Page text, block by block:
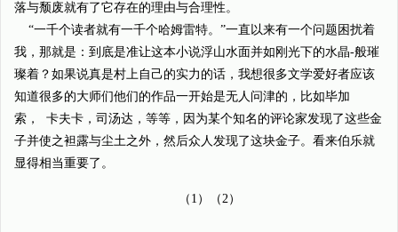
落与颓废就有了它存在的理由与合理性。
“一千个读者就有一千个哈姆雷特。”一直以来有一个问题困扰着
我，那就是：到底是准让这本小说浮山水面并如刚光下的水晶-般璀
璨着？如果说真是村上自己的实力的话，我想很多文学爱好者应该
知道很多的大师们他们的作品一开始是无人问津的，比如毕加
索， 卡夫卡，司汤达，等等，因为某个知名的评论家发现了这些金
子并使之袒露与尘土之外，然后众人发现了这块金子。看来伯乐就
显得相当重要了。
（1）（2）